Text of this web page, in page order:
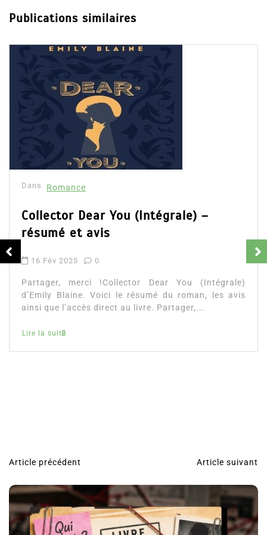
Publications similaires
Dans Romance
Collector Dear You (Intégrale) –
résumé et avis
16 Fév 2025 0
Partager, merci !Collector Dear You (Intégrale)
d’Emily Blaine. Voici le résumé du roman, les avis
ainsi que l’accès direct au livre. Partager,...
Lire la suite
N
a
v
i
Article précédent Article suivant